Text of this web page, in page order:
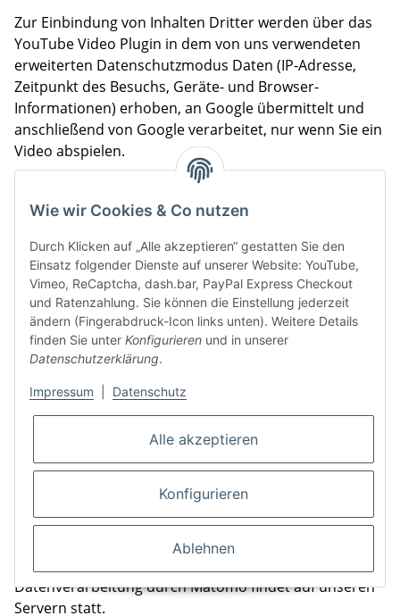
Zur Einbindung von Inhalten Dritter werden über das
YouTube Video Plugin in dem von uns verwendeten
erweiterten Datenschutzmodus Daten (IP-Adresse,
Zeitpunkt des Besuchs, Geräte- und Browser-
Informationen) erhoben, an Google übermittelt und
anschließend von Google verarbeitet, nur wenn Sie ein
Video abspielen.
7.2 Sonstige Anbieter von Webanalyse-
und Online-Marketing-Diensten
Einsatz von Matomo als Softwarelösung zur
Webanalyse
Zum Zweck der Webseitenanalyse werden mit der
Software Matomo derInnoCraft Ltd., 7 Waterloo Quay,
PO Box 625, 6140 Wellington, Neuseeland automatisch
Daten (IP-Adresse, Zeitpunkt des Besuchs, Geräte- und
Browser-Informationen sowie Informationen zu Ihrer
Nutzung unserer Webseite) erhoben und gespeichert,
aus denen unter Verwendung von Pseudonymen
Nutzungsprofile erstellt werden. Hierzu können
Nutzungsprofile werden ohne eine gesondert zu
erteilende, ausdrückliche Einwilligung nicht mit
personenbezogenen Daten über den Träger des
Datenverarbeitung durch Matomo findet auf unseren
Servern statt.
Wie wir Cookies & Co nutzen
Durch Klicken auf „Alle akzeptieren“ gestatten Sie den
Einsatz folgender Dienste auf unserer Website: YouTube,
Vimeo, ReCaptcha, dash.bar, PayPal Express Checkout
und Ratenzahlung. Sie können die Einstellung jederzeit
ändern (Fingerabdruck-Icon links unten). Weitere Details
finden Sie unter Konfigurieren und in unserer
Datenschutzerklärung.
Impressum Datenschutz
Alle akzeptieren
Konfigurieren
Ablehnen